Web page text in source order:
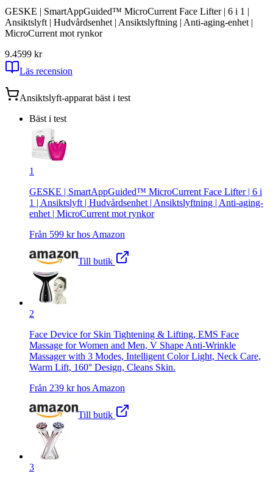
GESKE | SmartAppGuided™ MicroCurrent Face Lifter | 6 i 1 |
Ansiktslyft | Hudvårdsenhet | Ansiktslyftning | Anti-aging-enhet |
MicroCurrent mot rynkor
9.4599 kr
Läs recension
Ansiktslyft-apparat bäst i test
Bäst i test
1
GESKE | SmartAppGuided™ MicroCurrent Face Lifter | 6 i
1 | Ansiktslyft | Hudvårdsenhet | Ansiktslyftning | Anti-aging-
enhet | MicroCurrent mot rynkor
Från 599 kr hos Amazon
Till butik
2
Face Device for Skin Tightening & Lifting, EMS Face
Massage for Women and Men, V Shape Anti-Wrinkle
Massager with 3 Modes, Intelligent Color Light, Neck Care,
Warm Lift, 160° Design, Cleans Skin.
Från 239 kr hos Amazon
Till butik
3